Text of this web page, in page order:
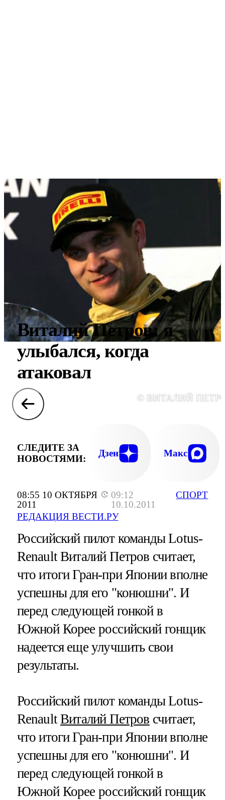
08:55 10 ОКТЯБРЯ
2011
09:12
10.10.2011
РЕДАКЦИЯ ВЕСТИ.РУ
СПОРТ
Виталий Петров: я
улыбался, когда
атаковал
© ВИТАЛИЙ
СЛЕДИТЕ ЗА
НОВОСТЯМИ:
Дзен Макс
Российский пилот команды Lotus-
Renault Виталий Петров считает,
что итоги Гран-при Японии вполне
успешны для его "конюшни". И
перед следующей гонкой в
Южной Корее российский гонщик
надеется еще улучшить свои
результаты.
Российский пилот команды Lotus-
RenaultВиталий Петров считает,
что итоги Гран-при Японии вполне
успешны для его "конюшни". И
перед следующей гонкой в
Южной Корее российский гонщик